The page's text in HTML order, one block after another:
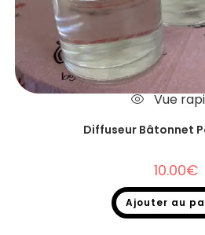
Vue
Diffuseur Bâtonnet
10.00€
Ajouter au